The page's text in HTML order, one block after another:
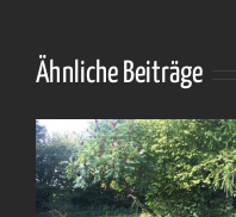
Ähnliche Beiträge